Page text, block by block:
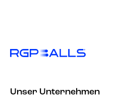
Unser Unternehmen